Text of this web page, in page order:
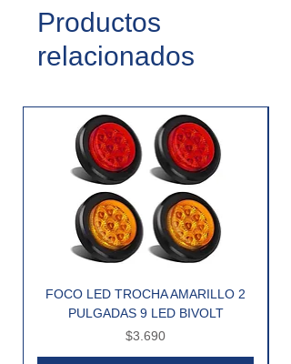
Productos
relacionados
FOCO LED TROCHA AMARILLO 2
PULGADAS 9 LED BIVOLT
Precio
$3.690